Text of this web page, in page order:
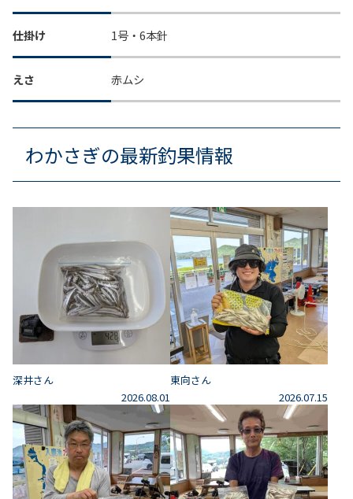
仕掛け 1号・6本針
えさ 赤ムシ
わかさぎの最新釣果情報
深井さん
2026.08.01
東向さん
2026.07.15